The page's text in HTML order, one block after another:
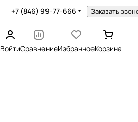
+7 (846) 99-77-666 Заказать
ВойтиСравнениеИзбранноеКорзина